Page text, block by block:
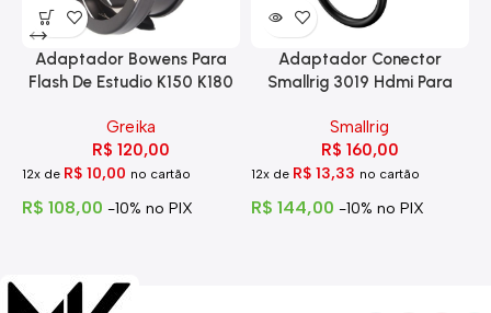
Adaptador Bowens Para
Flash De Estudio K150 K180
Greika
R$ 120,00
12x de R$ 10,00 no cartão
R$ 108,00 -10% no PIX
Adaptador Conector
Smallrig 3019 Hdmi Para
Smallrig
R$ 160,00
12x de R$13,33 no cartão
R$ 144,00 -10% no PIX